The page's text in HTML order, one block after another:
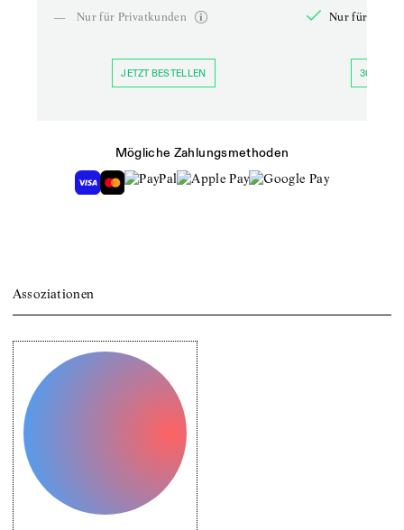
—
Nur für Privatkunden
JETZT BESTELLEN
Nur für
30 TAGE
Mögliche Zahlungsmethoden
Assoziationen